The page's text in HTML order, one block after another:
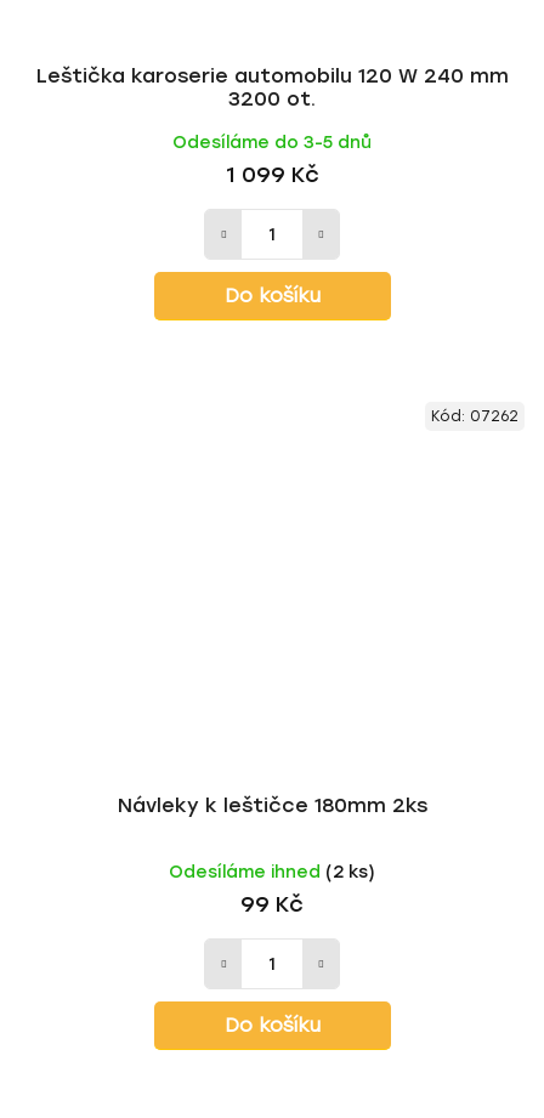
Leštička karoserie automobilu 120 W 240 mm
3200 ot.
Odesíláme do 3-5 dnů
1 099 Kč
Do košíku
Návleky k leštičce 180mm 2ks
Odesíláme ihned (2 ks)
99 Kč
Do košíku
Kód: 07262